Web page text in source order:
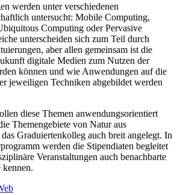
werden unter verschiedenen
untersucht: Mobile Computing,
Computing oder Pervasive
unterscheiden sich zum Teil durch
aber allen gemeinsam ist die
digitale Medien zum Nutzen der
können und wie Anwendungen auf die
jeweiligen Techniken abgebildet werden
diese Themen anwendungsorientiert
Themengebiete von Natur aus
Graduiertenkolleg auch breit angelegt. In
werden die Stipendiaten begleitet
Veranstaltungen auch benachbarte